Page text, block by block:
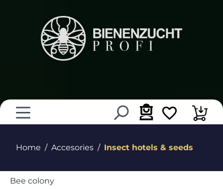
Home Accesories Insect hotels & seeds
Bee colony